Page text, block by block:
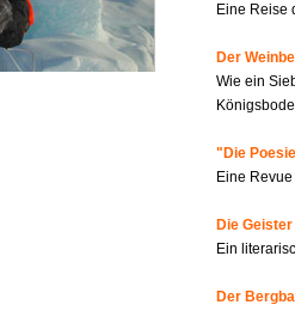
Eine Reise
Der
Wie ein
"Die
Eine
Die
Ein
Der